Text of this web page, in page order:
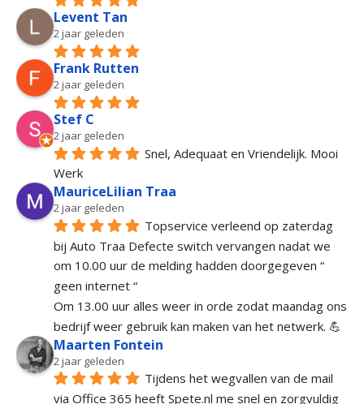
Levent Tan
2 jaar geleden
Frank Rutten
2 jaar geleden
Stef C
2 jaar geleden
Snel, Adequaat en Vriendelijk. Mooi
Werk
MauriceLilian Traa
2 jaar geleden
Topservice verleend op zaterdag
bij Auto Traa Defecte switch vervangen nadat we
om 10.00 uur de melding hadden doorgegeven “
geen internet “
Om 13.00 uur alles weer in orde zodat maandag ons
bedrijf weer gebruik kan maken van het netwerk. 💪
Maarten Fontein
2 jaar geleden
Tijdens het wegvallen van de mail
via Office 365 heeft Spete.nl me snel en zorgvuldig